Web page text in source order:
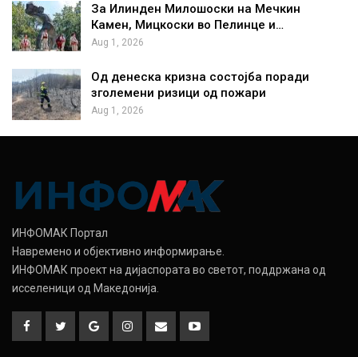
За Илинден Милошоски на Мечкин
Камен, Мицкоски во Пелинце и…
Aug 1, 2026
Од денеска кризна состојба поради
зголемени ризици од пожари
Aug 1, 2026
ИНФОМАК Портал
Навремено и објективно информирање.
ИНФОМАК проект на дијаспората во светот, поддржана од
исселеници од Македонија.